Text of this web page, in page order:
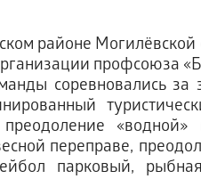
районе
соревновались
преодоление
переправе,
парковый,